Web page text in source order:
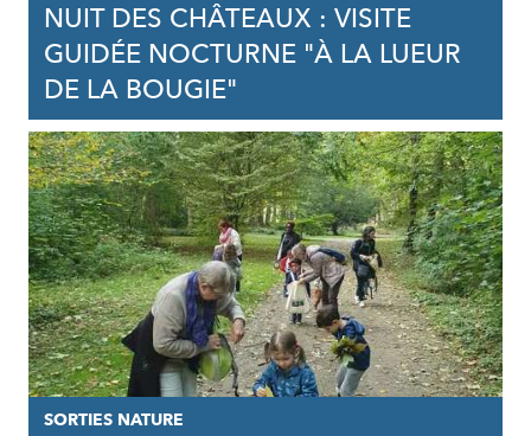
NUIT DES CHÂTEAUX : VISITE
GUIDÉE NOCTURNE "À LA LUEUR
DE LA BOUGIE"
SORTIES NATURE